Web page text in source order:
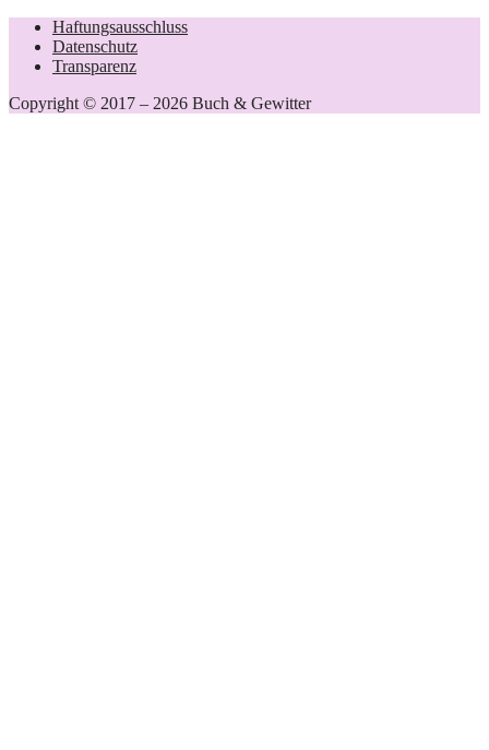
Haftungsausschluss
Datenschutz
Transparenz
Copyright © 2017 – 2026 Buch & Gewitter